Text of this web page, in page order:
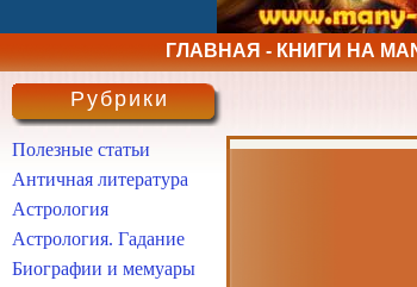
ГЛАВНАЯ - КНИГИ НА
Рубрики
Полезные статьи
Античная литература
Астрология
Астрология. Гадание
Биографии и мемуары